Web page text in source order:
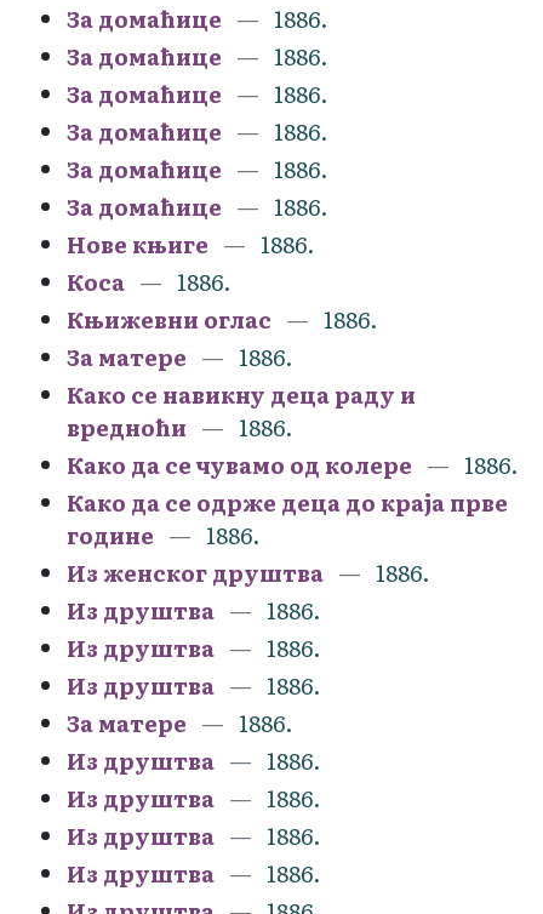
За домаћице
1886.
За домаћице
1886.
За домаћице
1886.
За домаћице
1886.
За домаћице
1886.
За домаћице
1886.
Нове књиге
1886.
Коса
1886.
Књижевни оглас
1886.
За матере
1886.
Како се навикну деца раду и
вредноћи
1886.
Како да се чувамо од колере
1886.
Како да се одрже деца до краја прве
године
1886.
Из женског друштва
1886.
Из друштва
1886.
Из друштва
1886.
Из друштва
1886.
За матере
1886.
Из друштва
1886.
Из друштва
1886.
Из друштва
1886.
Из друштва
1886.